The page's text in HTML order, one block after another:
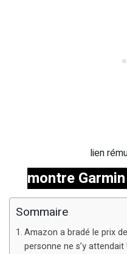
lien
montre
Sommaire
Amazon a bradé le prix
personne ne s’y attendait !